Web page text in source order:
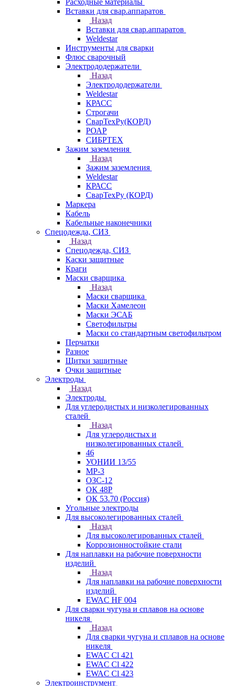
Расходные материалы
Вставки для свар.аппаратов
Назад
Вставки для свар.аппаратов
Weldestar
Инструменты для сварки
Флюс сварочный
Электрододержатели
Назад
Электрододержатели
Weldestar
КРАСС
Строгачи
СварТехРу(КОРД)
РОАР
СИБРТЕХ
Зажим заземления
Назад
Зажим заземления
Weldestar
КРАСС
СварТехРу (КОРД)
Маркера
Кабель
Кабельные наконечники
Спецодежда, СИЗ
Назад
Спецодежда, СИЗ
Каски защитные
Краги
Маски сварщика
Назад
Маски сварщика
Маски Хамелеон
Маски ЭСАБ
Светофильтры
Маски со стандартным светофильтром
Перчатки
Разное
Щитки защитные
Очки защитные
Электроды
Назад
Электроды
Для углеродистых и низколегированных
сталей
Назад
Для углеродистых и
низколегированных сталей
46
УОНИИ 13/55
МР-3
ОЗС-12
ОК 48Р
ОК 53.70 (Россия)
Угольные электроды
Для высоколегированных сталей
Назад
Для высоколегированных сталей
Коррозионностойкие стали
Для наплавки на рабочие поверхности
изделий
Назад
Для наплавки на рабочие поверхности
изделий
EWAC HF 004
Для сварки чугуна и сплавов на основе
никеля
Назад
Для сварки чугуна и сплавов на основе
никеля
EWAC Cl 421
EWAC Cl 422
EWAC Cl 423
Электроинструмент